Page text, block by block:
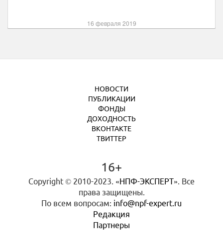
16 февраля 2019
НОВОСТИ
ПУБЛИКАЦИИ
ФОНДЫ
ДОХОДНОСТЬ
ВКОНТАКТЕ
ТВИТТЕР
16+
Copyright © 2010-2023. «НПФ-ЭКСПЕРТ». Все
права защищены.
По всем вопросам: info@npf-expert.ru
Редакция
Партнеры